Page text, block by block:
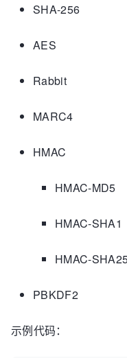
SHA-256
AES
Rabbit
MARC4
HMAC
HMAC-MD5
HMAC-SHA1
HMAC-
PBKDF2
示例代码：